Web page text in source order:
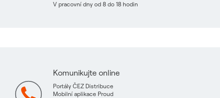
V pracovní dny od 8 do 18 hodin
Komunikujte online
Portály ČEZ Distribuce
Mobilní aplikace Proud